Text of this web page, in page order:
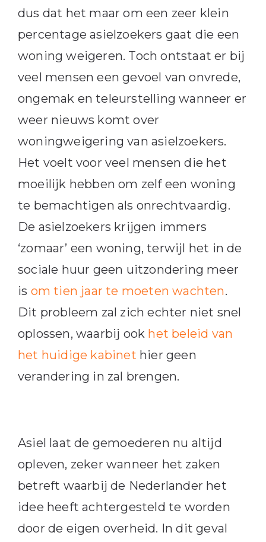
dus dat het maar om een zeer klein
percentage asielzoekers gaat die een
woning weigeren. Toch ontstaat er bij
veel mensen een gevoel van onvrede,
ongemak en teleurstelling wanneer er
weer nieuws komt over
woningweigering van asielzoekers.
Het voelt voor veel mensen die het
moeilijk hebben om zelf een woning
te bemachtigen als onrechtvaardig.
De asielzoekers krijgen immers
‘zomaar’ een woning, terwijl het in de
sociale huur geen uitzondering meer
is om tien jaar te moeten wachten.
Dit probleem zal zich echter niet snel
oplossen, waarbij ook het beleid van
het huidige kabinet hier geen
verandering in zal brengen.
Asiel laat de gemoederen nu altijd
opleven, zeker wanneer het zaken
betreft waarbij de Nederlander het
idee heeft achtergesteld te worden
door de eigen overheid. In dit geval